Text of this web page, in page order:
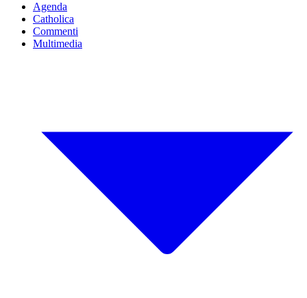
Agenda
Catholica
Commenti
Multimedia